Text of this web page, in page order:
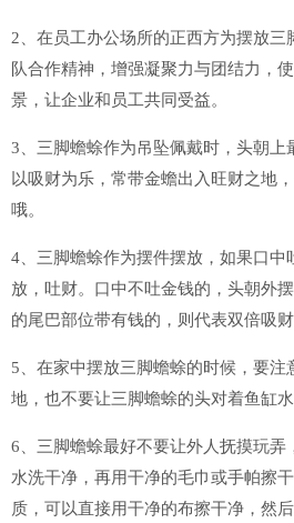
2、在员工办公场所的正西方为摆放三
队合作精神，增强凝聚力与团结力，
景，让企业和员工共同受益。
3、三脚蟾蜍作为吊坠佩戴时，头朝上
以吸财为乐，常带金蟾出入旺财之地
哦。
4、三脚蟾蜍作为摆件摆放，如果口中
放，吐财。口中不吐金钱的，头朝外
的尾巴部位带有钱的，则代表双倍吸财
5、在家中摆放三脚蟾蜍的时候，要注
地，也不要让三脚蟾蜍的头对着鱼缸
6、三脚蟾蜍最好不要让外人抚摸玩弄
水洗干净，再用干净的毛巾或手帕擦
质，可以直接用干净的布擦干净，然